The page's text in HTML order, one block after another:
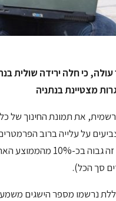
עולה, כי חלה ירידה
מצטיינת בנתניה
את תמונת החינוך של כל
נרשמו מספר הישגים